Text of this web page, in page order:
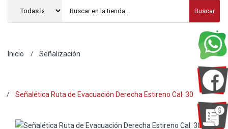
Buscar
Inicio Señalización
Señalética Ruta de Evacuación Derecha Estireno Cal. 30